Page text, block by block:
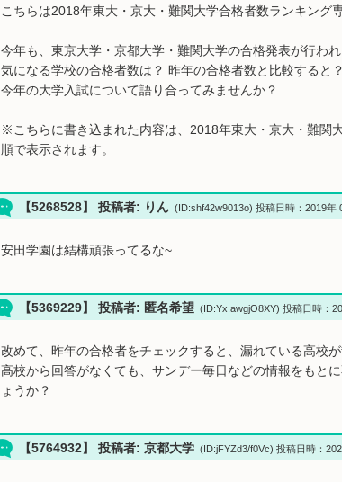
こちらは2018年東大・京大・難関大学合格者数ランキング
今年も、東京大学・京都大学・難関大学の合格発表が行われ
気になる学校の合格者数は？ 昨年の合格者数と比較すると
今年の大学入試について語り合ってみませんか？
※こちらに書き込まれた内容は、2018年東大・京大・難関
順で表示されます。
【5268528】 投稿者: りん (ID:shf42w9013o) 投稿日時：2019年
安田学園は結構頑張ってるな~
【5369229】 投稿者: 匿名希望 (ID:Yx.awgjO8XY) 投稿日時：
改めて、昨年の合格者をチェックすると、漏れている高校が
高校から回答がなくても、サンデー毎日などの情報をもと
ょうか？
【5764932】 投稿者: 京都大学 (ID:jFYZd3/f0Vc) 投稿日時：